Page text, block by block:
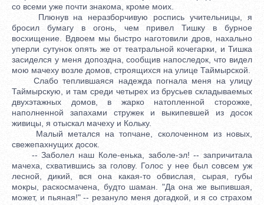
со всеми уже почти знакома, кроме моих.
Плюнув на неразборчивую роспись учительницы, я
бросил бумагу в огонь, чем привел Тишку в бурное
восхищение. Вдвоем мы быстро наготовили дров, нахально
уперли сутунок опять же от театральной кочегарки, и Тишка
засиделся у меня допоздна, сообщив напоследок, что видел
мою мачеху возле домов, строящихся на улице Таймырской.
Слабо теплившаяся надежда погнала меня на улицу
Таймырскую, и там среди четырех из брусьев складываемых
двухэтажных домов, в жарко натопленной сторожке,
наполненной запахами стружек и выкипевшей из досок
живицы, я отыскал мачеху и Кольку.
Малый метался на топчане, сколоченном из новых,
свежепахнущих досок.
-- Заболел наш Коле-енька, заболе-эл! -- запричитала
мачеха, схватившись за голову. Голос у нее был совсем уж
лесной, дикий, вся она какая-то обвислая, сырая, губы
мокры, раскосмачена, будто шаман. "Да она же выпившая,
может, и пьяная!" -- резануло меня догадкой, и я со страхом